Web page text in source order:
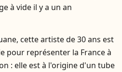
à vide il y a un an
cette artiste de 30 ans est
pour représenter la France à
: elle est à l'origine d'un tube